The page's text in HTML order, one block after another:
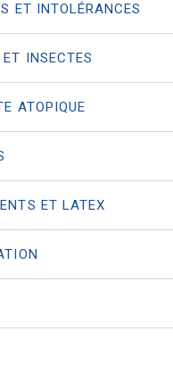
ET INTOLÉRANCES
INSECTES
ATOPIQUE
ET LATEX